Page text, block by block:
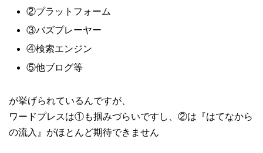
②プラットフォーム
③バズプレーヤー
④検索エンジン
⑤他ブログ等
が挙げられているんですが、
ワードプレスは①も掴みづらいですし、②は『はてなから
の流入』がほとんど期待できません